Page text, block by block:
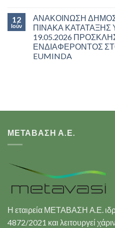
12
Ιούν
ΑΝΑΚΟΙΝΩΣΗ
ΠΙΝΑΚΑ
19.05.2026
ΕΝΔΙΑΦΕΡΟΝΤΟΣ
EUMINDA
ΜΕΤΑΒΑΣΗ Α.Ε.
Η εταιρεία ΜΕΤΑΒΑΣΗ Α.Ε.
4872/2021 και λειτουργεί